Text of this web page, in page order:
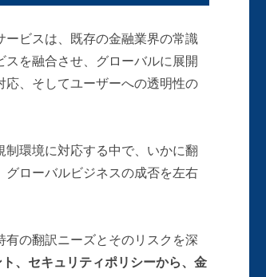
ビスは、既存の金融業界の常識
を融合させ、グローバルに展開
、そしてユーザーへの透明性の
環境に対応する中で、いかに翻
ローバルビジネスの成否を左右
の翻訳ニーズとそのリスクを深
、セキュリティポリシーから、金